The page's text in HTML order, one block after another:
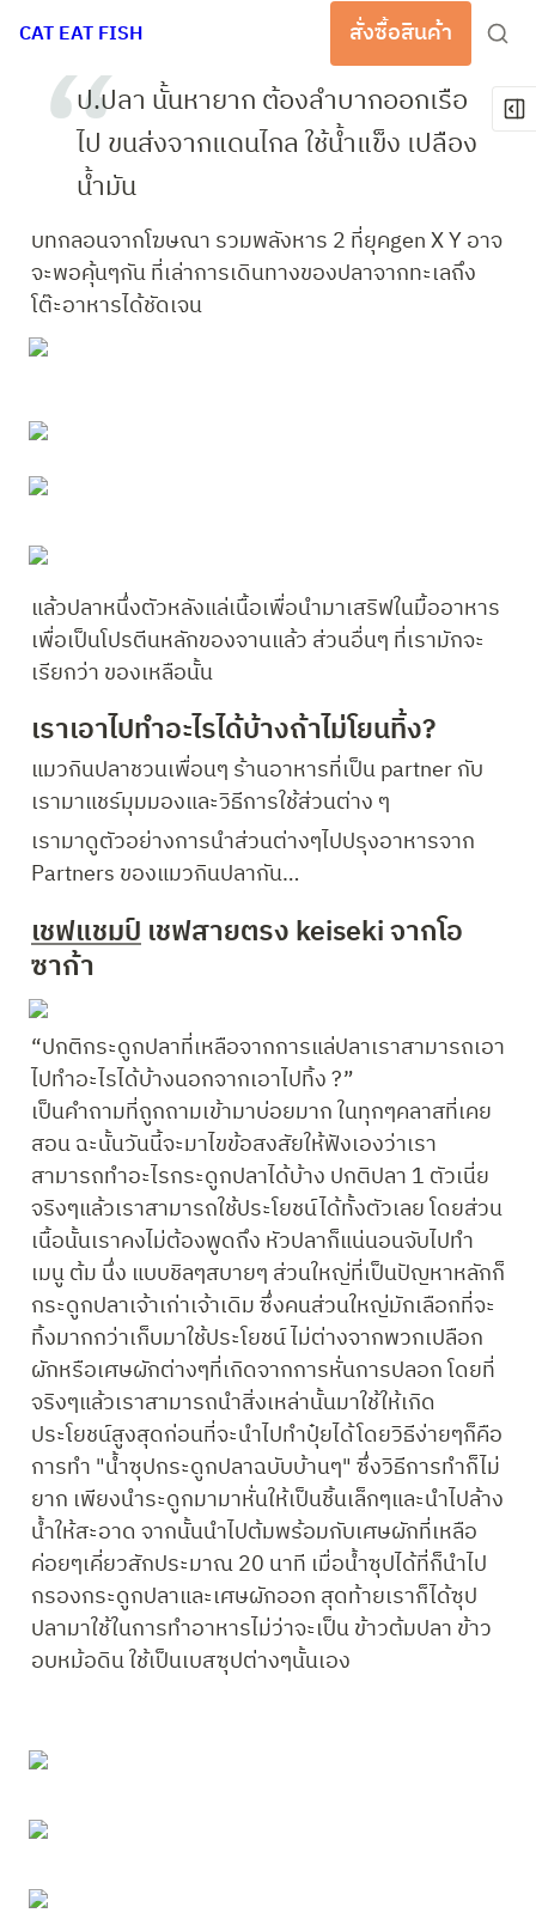
CAT EAT FISH สั่งซื้อสินค้า
ป.ปลา นั้นหายาก ต้องลำบากออกเรือ
ไป ขนส่งจากแดนไกล ใช้น้ำแข็ง เปลือง
น้ำมัน
บทกลอนจากโฆษณา รวมพลังหาร 2 ที่ยุคgen X Y อาจ
จะพอคุ้นๆกัน ที่เล่าการเดินทางของปลาจากทะเลถึง
โต๊ะอาหารได้ชัดเจน
แล้วปลาหนึ่งตัวหลังแล่เนื้อเพื่อนำมาเสริฟในมื้ออาหาร
เพื่อเป็นโปรตีนหลักของจานแล้ว ส่วนอื่นๆ ที่เรามักจะ
เรียกว่า ของเหลือนั้น
เราเอาไปทำอะไรได้บ้างถ้าไม่โยนทิ้ง?
แมวกินปลาชวนเพื่อนๆ ร้านอาหารที่เป็น partner กับ
เรามาแชร์มุมมองและวิธีการใช้ส่วนต่าง ๆ
เรามาดูตัวอย่างการนำส่วนต่างๆไปปรุงอาหารจาก
Partners ของแมวกินปลากัน…
เชฟแชมป์ เชฟสายตรง keiseki จากโอ
ซาก้า
“ปกติกระดูกปลาที่เหลือจากการแล่ปลาเราสามารถเอา
ไปทำอะไรได้บ้างนอกจากเอาไปทิ้ง ?”
เป็นคำถามที่ถูกถามเข้ามาบ่อยมาก ในทุกๆคลาสที่เคย
สอน ฉะนั้นวันนี้จะมาไขข้อสงสัยให้ฟังเองว่าเรา
สามารถทำอะไรกระดูกปลาได้บ้าง ปกติปลา 1 ตัวเนี่ย
จริงๆแล้วเราสามารถใช้ประโยชน์ได้ทั้งตัวเลย โดยส่วน
เนื้อนั้นเราคงไม่ต้องพูดถึง หัวปลาก็แน่นอนจับไปทำ
เมนู ต้ม นึ่ง แบบชิลๆสบายๆ ส่วนใหญ่ที่เป็นปัญหาหลักก็
กระดูกปลาเจ้าเก่าเจ้าเดิม ซึ่งคนส่วนใหญ่มักเลือกที่จะ
ทิ้งมากกว่าเก็บมาใช้ประโยชน์ ไม่ต่างจากพวกเปลือก
ผักหรือเศษผักต่างๆที่เกิดจากการหั่นการปลอก โดยที่
จริงๆแล้วเราสามารถนำสิ่งเหล่านั้นมาใช้ให้เกิด
ประโยชน์สูงสุดก่อนที่จะนำไปทำปุ๋ยได้โดยวิธีง่ายๆก็คือ
การทำ "น้ำซุปกระดูกปลาฉบับบ้านๆ" ซึ่งวิธีการทำก็ไม่
ยาก เพียงนำระดูกมามาหั่นให้เป็นชิ้นเล็กๆและนำไปล้าง
น้ำให้สะอาด จากนั้นนำไปต้มพร้อมกับเศษผักที่เหลือ
ค่อยๆเคี่ยวสักประมาณ 20 นาที เมื่อน้ำซุปได้ที่ก็นำไป
กรองกระดูกปลาและเศษผักออก สุดท้ายเราก็ได้ซุป
ปลามาใช้ในการทำอาหารไม่ว่าจะเป็น ข้าวต้มปลา ข้าว
อบหม้อดิน ใช้เป็นเบสซุปต่างๆนั้นเอง